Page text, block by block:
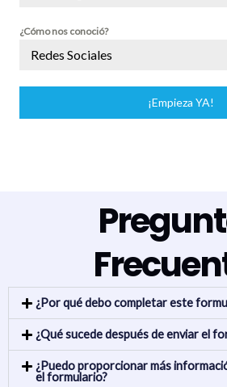
¿Cómo nos conoció?
Redes Sociales
¡Empieza YA!
¿Por qué debo completar este
¿Qué sucede después de enviar el
¿Puedo proporcionar más
el formulario?